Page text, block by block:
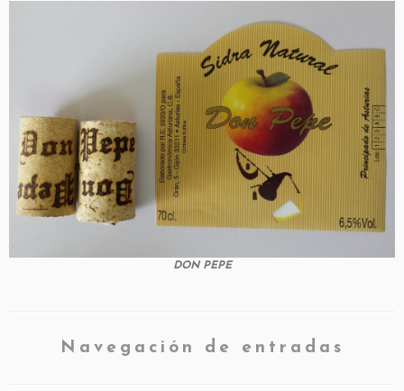
DON PEPE
Navegación de entradas